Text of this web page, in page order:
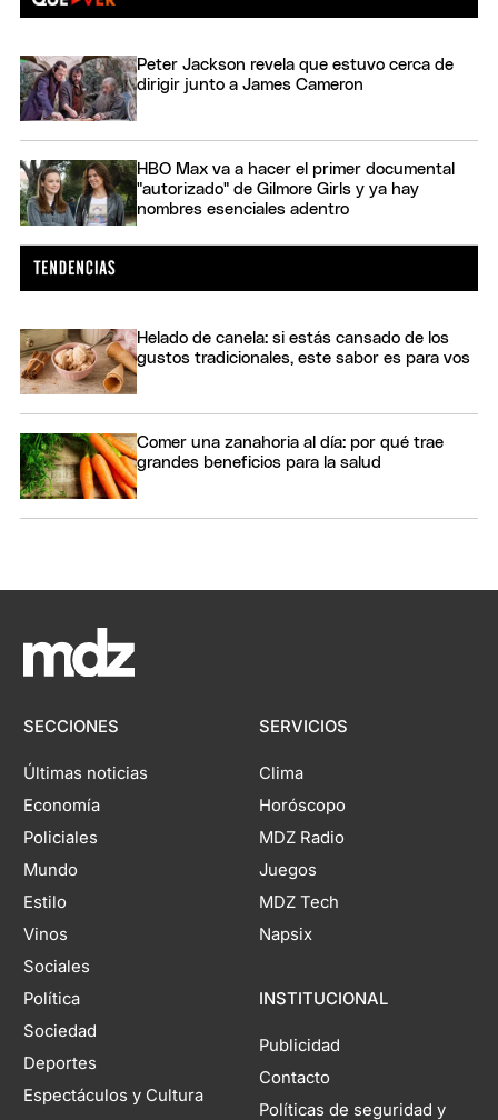
Peter Jackson revela que estuvo cerca de
dirigir junto a James Cameron
HBO Max va a hacer el primer documental
"autorizado" de Gilmore Girls y ya hay
nombres esenciales adentro
Helado de canela: si estás cansado de los
gustos tradicionales, este sabor es para vos
Comer una zanahoria al día: por qué trae
grandes beneficios para la salud
SECCIONES
Últimas noticias
Economía
Policiales
Mundo
Estilo
Vinos
Sociales
Política
Sociedad
Deportes
Espectáculos y Cultura
SERVICIOS
Clima
Horóscopo
MDZ Radio
Juegos
MDZ Tech
Napsix
INSTITUCIONAL
Publicidad
Contacto
Políticas de seguridad y